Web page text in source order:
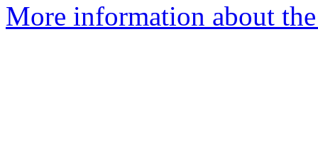
More information about